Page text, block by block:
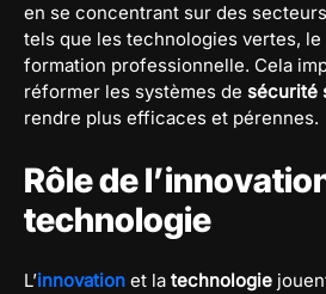
en se concentrant sur des
tels que les technologies vertes,
formation professionnelle. Cela
réformer les systèmes de sécurité
rendre plus efficaces et pérennes.
Rôle de
technologie
L’innovation et la technologie